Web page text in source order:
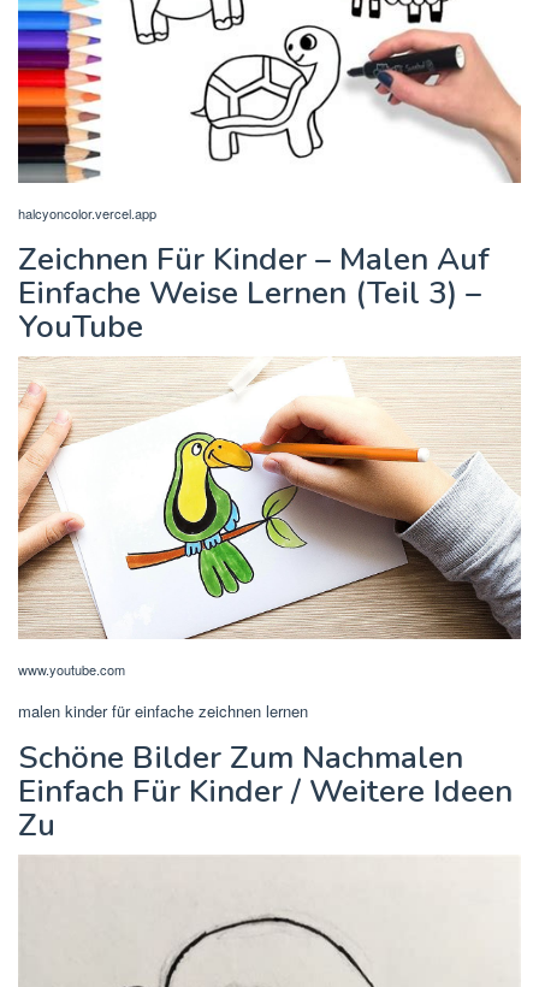
halcyoncolor.vercel.app
Zeichnen Für Kinder – Malen Auf
Einfache Weise Lernen (Teil 3) –
YouTube
www.youtube.com
malen kinder für einfache zeichnen lernen
Schöne Bilder Zum Nachmalen
Einfach Für Kinder / Weitere Ideen
Zu